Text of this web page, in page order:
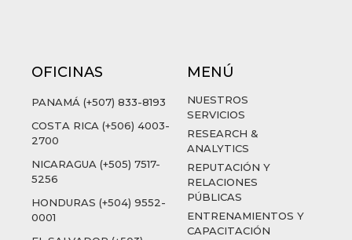
OFICINAS
PANAMÁ (+507) 833-8193
COSTA RICA (+506) 4003-
2700
NICARAGUA (+505) 7517-
5256
HONDURAS (+504) 9552-
0001
MENÚ
NUESTROS
SERVICIOS
RESEARCH &
ANALYTICS
REPUTACIÓN Y
RELACIONES
PÚBLICAS
ENTRENAMIENTOS Y
CAPACITACIÓN